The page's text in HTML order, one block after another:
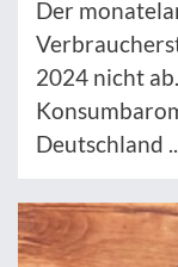
Der
2024 nicht
Deutschland ...